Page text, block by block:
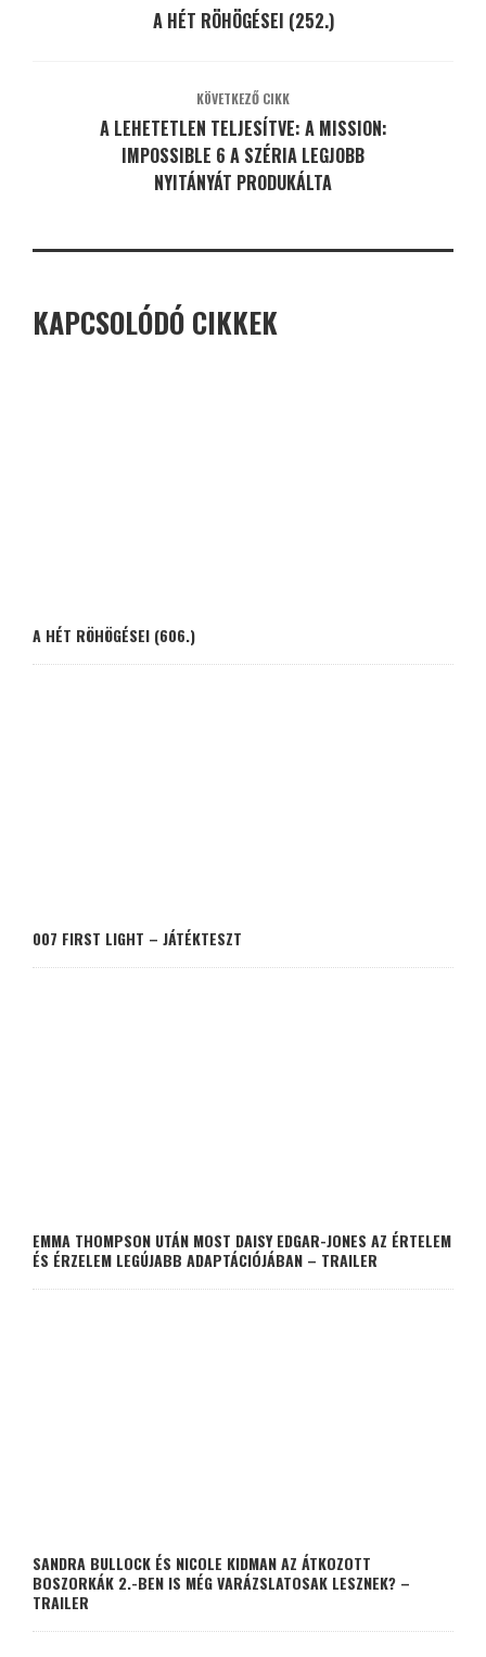
A HÉT RÖHÖGÉSEI (252.)
KÖVETKEZŐ CIKK
A LEHETETLEN TELJESÍTVE: A MISSION:
IMPOSSIBLE 6 A SZÉRIA LEGJOBB
NYITÁNYÁT PRODUKÁLTA
KAPCSOLÓDÓ CIKKEK
A HÉT RÖHÖGÉSEI (606.)
007 FIRST LIGHT – JÁTÉKTESZT
EMMA THOMPSON UTÁN MOST DAISY EDGAR-JONES AZ ÉRTELEM
ÉS ÉRZELEM LEGÚJABB ADAPTÁCIÓJÁBAN – TRAILER
SANDRA BULLOCK ÉS NICOLE KIDMAN AZ ÁTKOZOTT
BOSZORKÁK 2.-BEN IS MÉG VARÁZSLATOSAK LESZNEK? –
TRAILER